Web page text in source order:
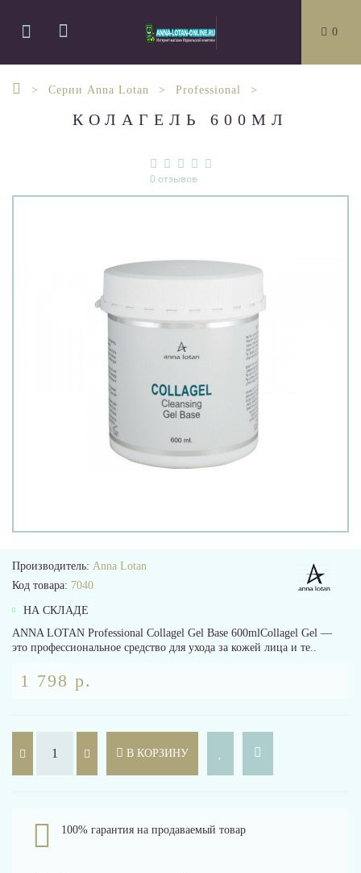
0
Серии Anna Lotan Professional
КОЛАГЕЛЬ 600МЛ
0 отзывов
Производитель: Anna Lotan
Код товара: 7040
НА СКЛАДЕ
ANNA LOTAN Professional Collagel Gel Base 600mlCollagel Gel —
это профессиональное средство для ухода за кожей лица и те..
1 798 р.
В КОРЗИНУ
100% гарантия на продаваемый товар